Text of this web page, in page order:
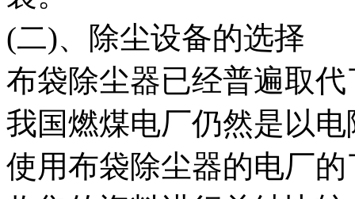
(二)、除尘设备的选择
布袋除尘器已经普遍取
我国燃煤电厂仍然是以
使用布袋除尘器的电厂